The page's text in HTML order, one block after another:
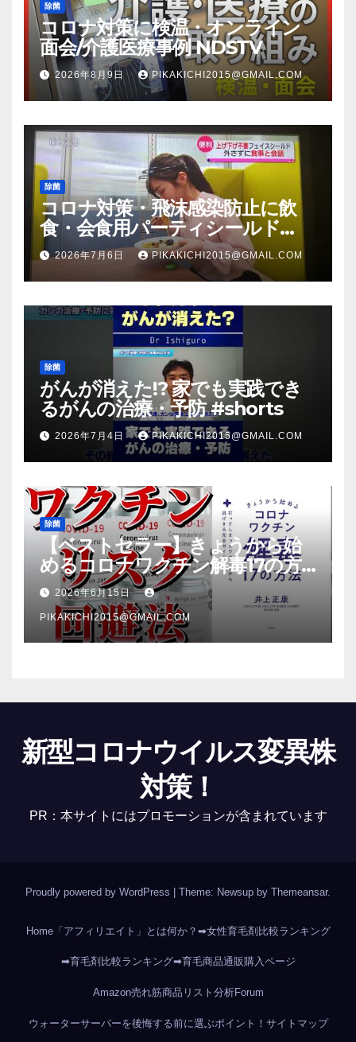
除菌
コロナ対策に検温・オンライン
面会/介護医療事例 NDSTV
2026年8月9日 PIKAKICHI2015@GMAIL.COM
除菌
コロナ対策・飛沫感染防止に飲
食・会食用パーティシールド
（マスク会食代替品）ＦＢＣ福井
放送のＴＶ番組での紹介映像
2026年7月6日 PIKAKICHI2015@GMAIL.COM
除菌
がんが消えた!? 家でも実践でき
るがんの治療・予防 #shorts
2026年7月4日 PIKAKICHI2015@GMAIL.COM
除菌
【ベストセラー】きょうから始
めるコロナワクチン解毒17の方
法【本要約】
2026年6月15日
PIKAKICHI2015@GMAIL.COM
新型コロナウイルス変異株
対策！
PR：本サイトにはプロモーションが含まれています
Proudly powered by WordPress Theme: Newsup by Themeansar.
Home「アフィリエイト」とは何か？ ➡女性育毛剤比較ランキング
➡育毛剤比較ランキング➡育毛商品通販購入ページ
Amazon売れ筋商品リスト分析Forum
ウォーターサーバーを後悔する前に選ぶポイント！ サイトマップ